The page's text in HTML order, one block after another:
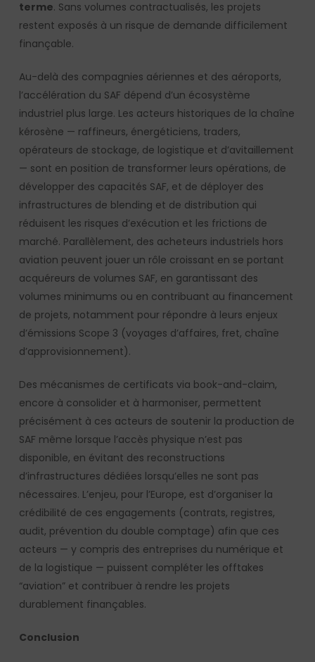
terme. Sans volumes contractualisés, les projets
restent exposés à un risque de demande difficilement
finançable.
Au-delà des compagnies aériennes et des aéroports,
l’accélération du SAF dépend d’un écosystème
industriel plus large. Les acteurs historiques de la chaîne
kérosène — raffineurs, énergéticiens, traders,
opérateurs de stockage, de logistique et d’avitaillement
— sont en position de transformer leurs opérations, de
développer des capacités SAF, et de déployer des
infrastructures de blending et de distribution qui
réduisent les risques d’exécution et les frictions de
marché. Parallèlement, des acheteurs industriels hors
aviation peuvent jouer un rôle croissant en se portant
acquéreurs de volumes SAF, en garantissant des
volumes minimums ou en contribuant au financement
de projets, notamment pour répondre à leurs enjeux
d’émissions Scope 3 (voyages d’affaires, fret, chaîne
d’approvisionnement).
Des mécanismes de certificats via book-and-claim,
encore à consolider et à harmoniser, permettent
précisément à ces acteurs de soutenir la production de
SAF même lorsque l’accès physique n’est pas
disponible, en évitant des reconstructions
d’infrastructures dédiées lorsqu’elles ne sont pas
nécessaires. L’enjeu, pour l’Europe, est d’organiser la
crédibilité de ces engagements (contrats, registres,
audit, prévention du double comptage) afin que ces
acteurs — y compris des entreprises du numérique et
de la logistique — puissent compléter les offtakes
“aviation” et contribuer à rendre les projets
durablement finançables.
Conclusion